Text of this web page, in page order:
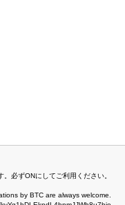
必ずONにしてご利用ください。
by BTC are always welcome.